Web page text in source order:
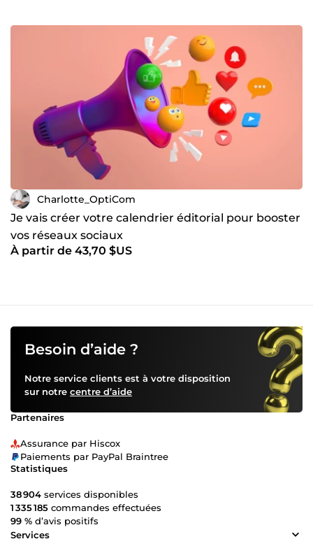
Charlotte_OptiCom
Je vais créer votre calendrier éditorial pour booster
vos réseaux sociaux
À partir de 43,70 $US
Besoin d’aide ?
Notre service clients est à votre disposition
sur notre centre d’aide
Partenaires
Assurance par Hiscox
Paiements par PayPal Braintree
Statistiques
38 904 services disponibles
1 335 185 commandes effectuées
99 % d’avis positifs
Services